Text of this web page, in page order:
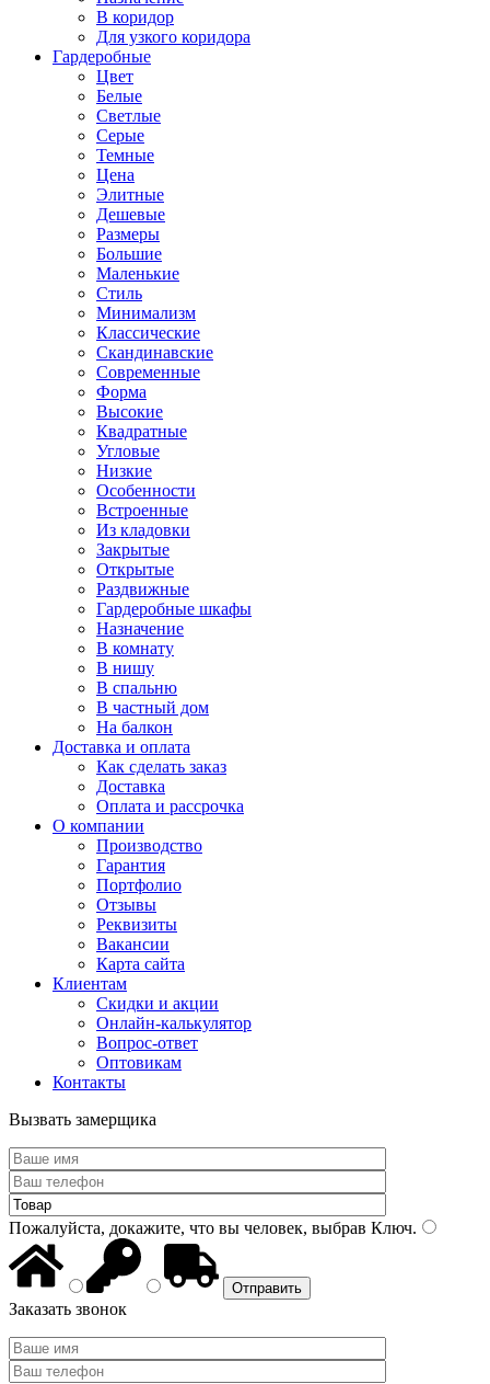
В коридор
Для узкого коридора
Гардеробные
Цвет
Белые
Светлые
Серые
Темные
Цена
Элитные
Дешевые
Размеры
Большие
Маленькие
Стиль
Минимализм
Классические
Скандинавские
Современные
Форма
Высокие
Квадратные
Угловые
Низкие
Особенности
Встроенные
Из кладовки
Закрытые
Открытые
Раздвижные
Гардеробные шкафы
Назначение
В комнату
В нишу
В спальню
В частный дом
На балкон
Доставка и оплата
Как сделать заказ
Доставка
Оплата и рассрочка
О компании
Производство
Гарантия
Портфолио
Отзывы
Реквизиты
Вакансии
Карта сайта
Клиентам
Скидки и акции
Онлайн-калькулятор
Вопрос-ответ
Оптовикам
Контакты
Вызвать замерщика
Пожалуйста, докажите, что вы человек, выбрав Ключ.
Заказать звонок